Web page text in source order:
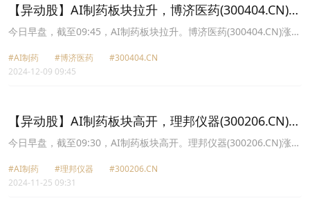
【异动股】AI制药板块拉升，博济医药(300404.CN)涨
12.72%
今日早盘，截至09:45，AI制药板块拉升。博济医药(300404.CN)涨
基因(000710.CN)涨10.00%报10.89元，药石科技(300725.CN)涨
6.32%报39.86元，安必平(688393.CN)涨5.97%报22.2元，嘉和美康
#AI制药 #博济医药
#300404.CN
2024-12-09 09:45
【异动股】AI制药板块高开，理邦仪器(300206.CN)涨
20.0%
今日早盘，截至09:30，AI制药板块高开。理邦仪器(300206.CN)涨
医疗(603108.CN)涨10.02%报21.31元，贝瑞基因(000710.CN)涨
10.01%报10.11元，塞力医疗(603716.CN)涨9.99%报9.03元，泓博
#AI制药 #理邦仪器
#300206.CN
2024-11-25 09:31